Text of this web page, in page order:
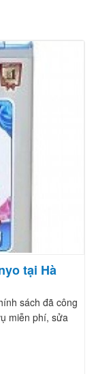
tại Hà
sách đã công
miễn phí, sửa